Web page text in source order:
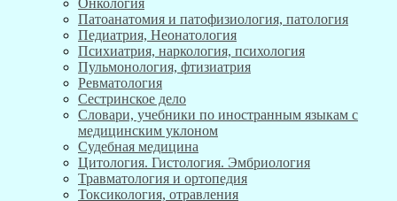
Патоанатомия и патофизиология, патология
Педиатрия, Неонатология
Психиатрия, наркология, психология
Пульмонология, фтизиатрия
Ревматология
Сестринское дело
Словари, учебники по иностранным языкам с
медицинским уклоном
Судебная медицина
Цитология. Гистология. Эмбриология
Травматология и ортопедия
Токсикология, отравления